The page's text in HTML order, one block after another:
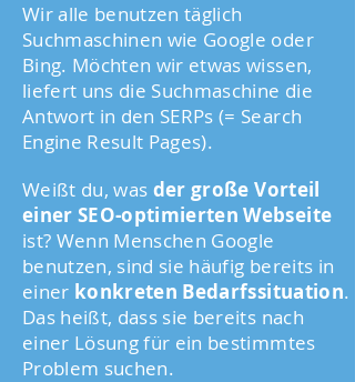
Wir alle benutzen täglich
Suchmaschinen wie Google oder
Bing. Möchten wir etwas wissen,
liefert uns die Suchmaschine die
Antwort in den SERPs (= Search
Engine Result Pages).
Weißt du, was der große Vorteil
einer SEO-optimierten Webseite
ist? Wenn Menschen Google
benutzen, sind sie häufig bereits in
einer konkreten Bedarfssituation.
Das heißt, dass sie bereits nach
einer Lösung für ein bestimmtes
Problem suchen.